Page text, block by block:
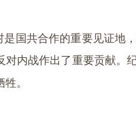
国共合作的重要见证地
内战作出了重要贡献。
。